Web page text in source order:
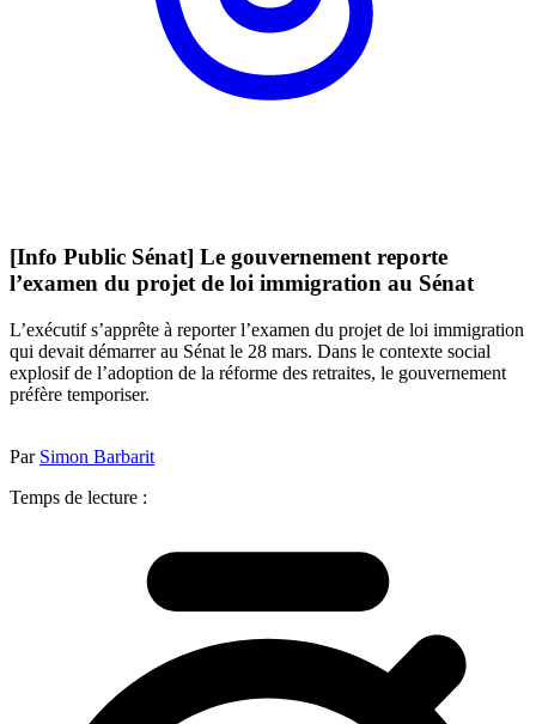
[Info Public Sénat] Le gouvernement reporte
l’examen du projet de loi immigration au Sénat
L’exécutif s’apprête à reporter l’examen du projet de loi immigration
qui devait démarrer au Sénat le 28 mars. Dans le contexte social
explosif de l’adoption de la réforme des retraites, le gouvernement
préfère temporiser.
Par Simon Barbarit
Temps de lecture :